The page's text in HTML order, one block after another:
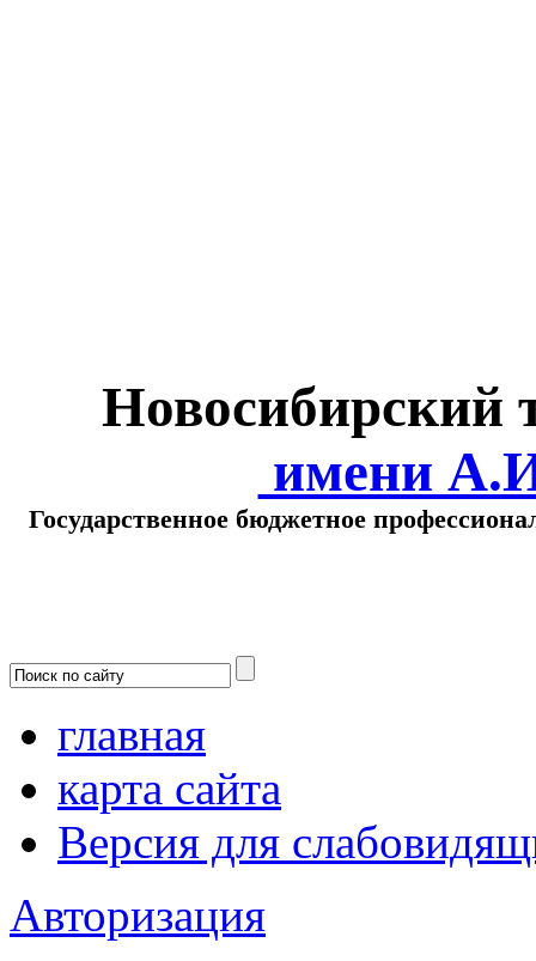
Новосибирский
имени
Государственное бюджетное
главная
карта сайта
Версия для
Авторизация